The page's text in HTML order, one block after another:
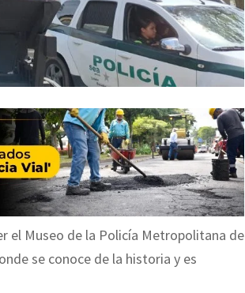
el Museo de la Policía Metropolitana de
se conoce de la historia y es